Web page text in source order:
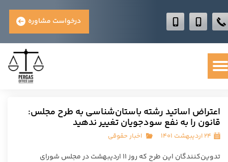
درخواست مشاوره
اعتراض اساتید رشته باستان‌شناسی به طرح مجلس:
قانون را به نفع سودجویان تغییر ندهید
۲۴ اردیبهشت ۱۴۰۱ اخبار حقوقی
تدوین‌کنندگان این طرح که روز ۱۱ اردیبهشت در مجلس شورای